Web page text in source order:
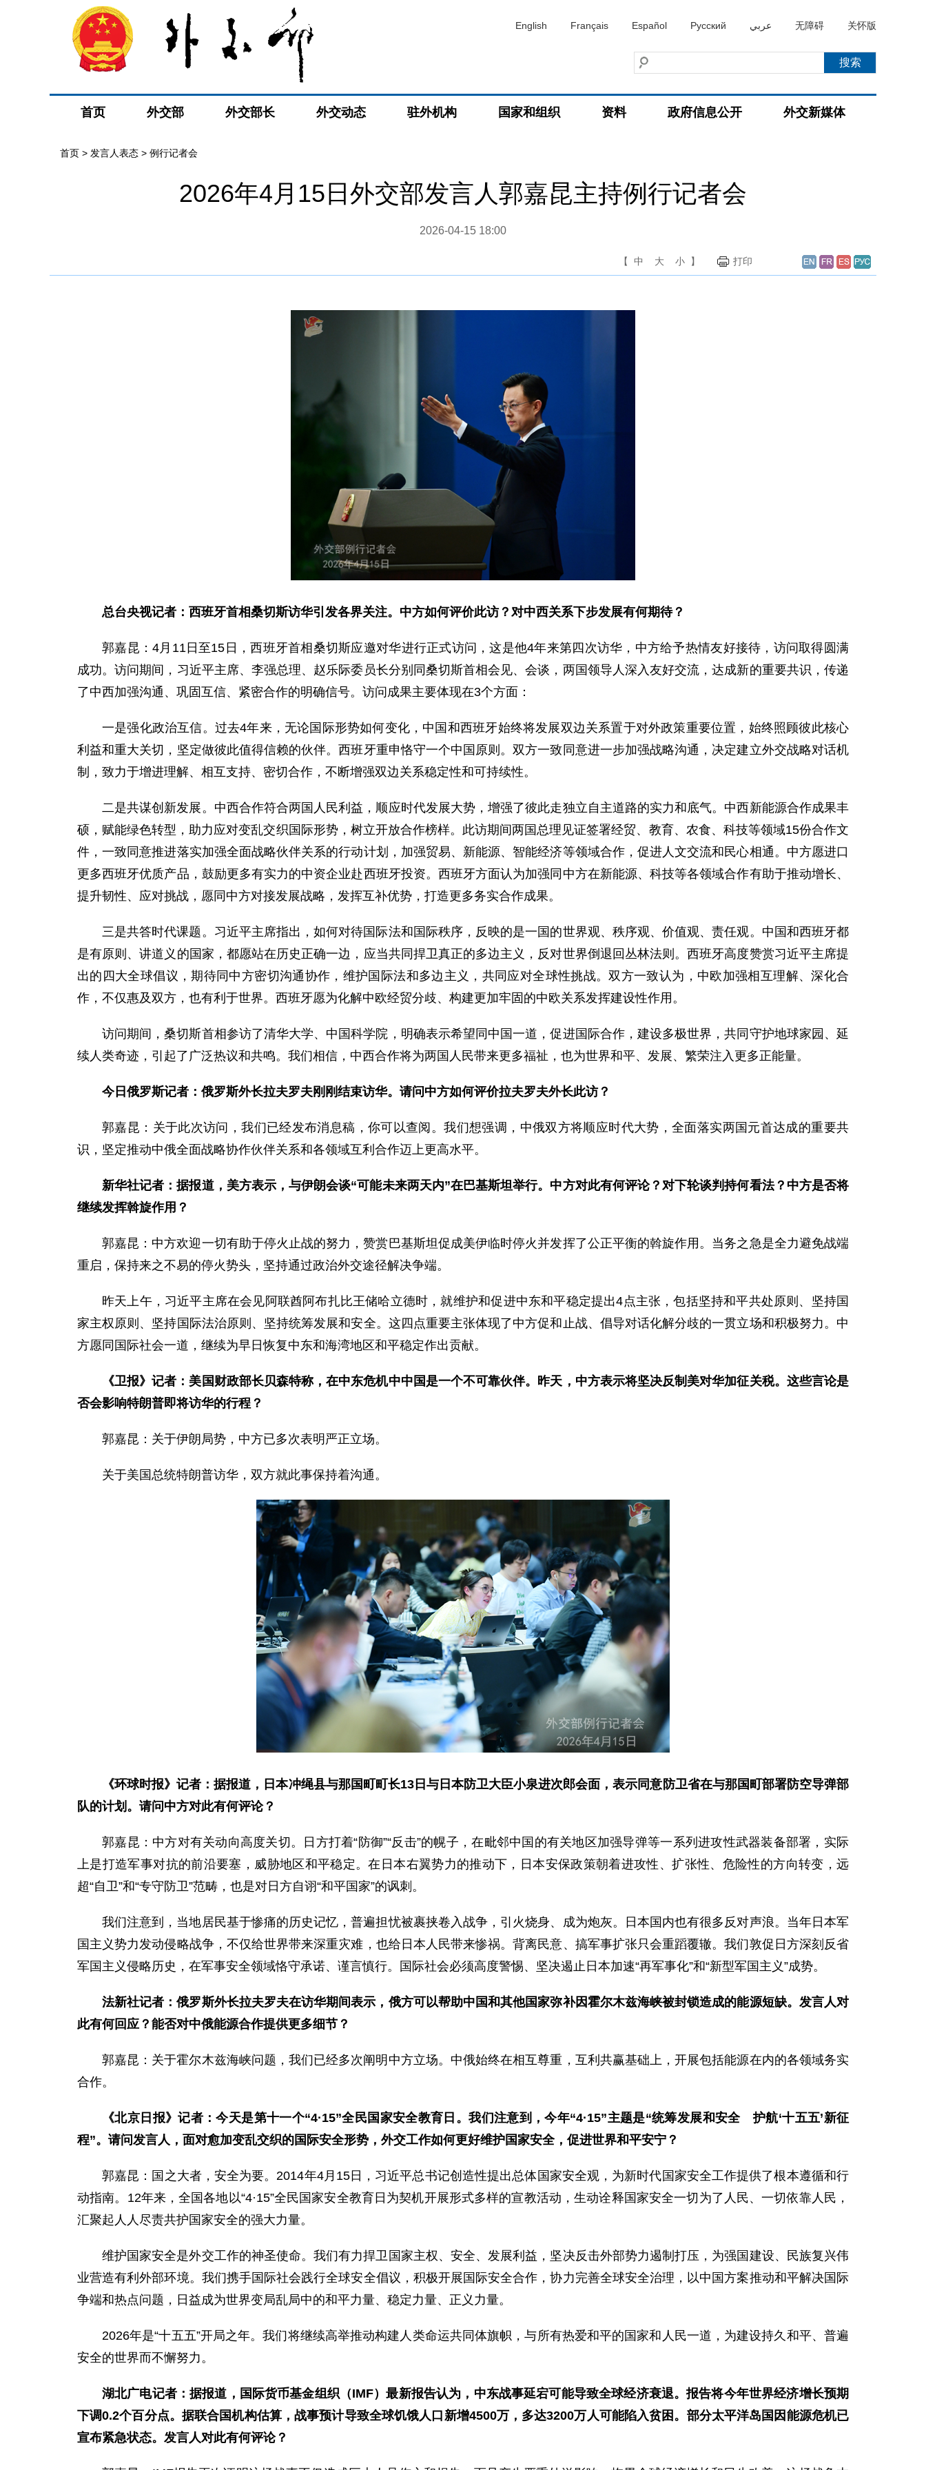
English Français Español Русский عربي 无障碍 关怀版
首页 外交部 外交部长 外交动态 驻外机构 国家和组织 资料 政府信息公开 外交新媒体
首页 > 发言人表态 > 例行记者会
2026年4月15日外交部发言人郭嘉昆主持例行记者会
2026-04-15 18:00
【 中 大 小 】 打印
总台央视记者：西班牙首相桑切斯访华引发各界关注。中方如何评价此访？对中西关系下步发展有何期待？
郭嘉昆：4月11日至15日，西班牙首相桑切斯应邀对华进行正式访问，这是他4年来第四次访华，中方给予热情友好接待，访问取得圆满
成功。访问期间，习近平主席、李强总理、赵乐际委员长分别同桑切斯首相会见、会谈，两国领导人深入友好交流，达成新的重要共识，传递
了中西加强沟通、巩固互信、紧密合作的明确信号。访问成果主要体现在3个方面：
一是强化政治互信。过去4年来，无论国际形势如何变化，中国和西班牙始终将发展双边关系置于对外政策重要位置，始终照顾彼此核心
利益和重大关切，坚定做彼此值得信赖的伙伴。西班牙重申恪守一个中国原则。双方一致同意进一步加强战略沟通，决定建立外交战略对话机
制，致力于增进理解、相互支持、密切合作，不断增强双边关系稳定性和可持续性。
二是共谋创新发展。中西合作符合两国人民利益，顺应时代发展大势，增强了彼此走独立自主道路的实力和底气。中西新能源合作成果丰
硕，赋能绿色转型，助力应对变乱交织国际形势，树立开放合作榜样。此访期间两国总理见证签署经贸、教育、农食、科技等领域15份合作文
件，一致同意推进落实加强全面战略伙伴关系的行动计划，加强贸易、新能源、智能经济等领域合作，促进人文交流和民心相通。中方愿进口
更多西班牙优质产品，鼓励更多有实力的中资企业赴西班牙投资。西班牙方面认为加强同中方在新能源、科技等各领域合作有助于推动增长、
提升韧性、应对挑战，愿同中方对接发展战略，发挥互补优势，打造更多务实合作成果。
三是共答时代课题。习近平主席指出，如何对待国际法和国际秩序，反映的是一国的世界观、秩序观、价值观、责任观。中国和西班牙都
是有原则、讲道义的国家，都愿站在历史正确一边，应当共同捍卫真正的多边主义，反对世界倒退回丛林法则。西班牙高度赞赏习近平主席提
出的四大全球倡议，期待同中方密切沟通协作，维护国际法和多边主义，共同应对全球性挑战。双方一致认为，中欧加强相互理解、深化合
作，不仅惠及双方，也有利于世界。西班牙愿为化解中欧经贸分歧、构建更加牢固的中欧关系发挥建设性作用。
访问期间，桑切斯首相参访了清华大学、中国科学院，明确表示希望同中国一道，促进国际合作，建设多极世界，共同守护地球家园、延
续人类奇迹，引起了广泛热议和共鸣。我们相信，中西合作将为两国人民带来更多福祉，也为世界和平、发展、繁荣注入更多正能量。
今日俄罗斯记者：俄罗斯外长拉夫罗夫刚刚结束访华。请问中方如何评价拉夫罗夫外长此访？
郭嘉昆：关于此次访问，我们已经发布消息稿，你可以查阅。我们想强调，中俄双方将顺应时代大势，全面落实两国元首达成的重要共
识，坚定推动中俄全面战略协作伙伴关系和各领域互利合作迈上更高水平。
新华社记者：据报道，美方表示，与伊朗会谈“可能未来两天内”在巴基斯坦举行。中方对此有何评论？对下轮谈判持何看法？中方是否将
继续发挥斡旋作用？
郭嘉昆：中方欢迎一切有助于停火止战的努力，赞赏巴基斯坦促成美伊临时停火并发挥了公正平衡的斡旋作用。当务之急是全力避免战端
重启，保持来之不易的停火势头，坚持通过政治外交途径解决争端。
昨天上午，习近平主席在会见阿联酋阿布扎比王储哈立德时，就维护和促进中东和平稳定提出4点主张，包括坚持和平共处原则、坚持国
家主权原则、坚持国际法治原则、坚持统筹发展和安全。这四点重要主张体现了中方促和止战、倡导对话化解分歧的一贯立场和积极努力。中
方愿同国际社会一道，继续为早日恢复中东和海湾地区和平稳定作出贡献。
《卫报》记者：美国财政部长贝森特称，在中东危机中中国是一个不可靠伙伴。昨天，中方表示将坚决反制美对华加征关税。这些言论是
否会影响特朗普即将访华的行程？
郭嘉昆：关于伊朗局势，中方已多次表明严正立场。
关于美国总统特朗普访华，双方就此事保持着沟通。
《环球时报》记者：据报道，日本冲绳县与那国町町长13日与日本防卫大臣小泉进次郎会面，表示同意防卫省在与那国町部署防空导弹部
队的计划。请问中方对此有何评论？
郭嘉昆：中方对有关动向高度关切。日方打着“防御”“反击”的幌子，在毗邻中国的有关地区加强导弹等一系列进攻性武器装备部署，实际
上是打造军事对抗的前沿要塞，威胁地区和平稳定。在日本右翼势力的推动下，日本安保政策朝着进攻性、扩张性、危险性的方向转变，远
超“自卫”和“专守防卫”范畴，也是对日方自诩“和平国家”的讽刺。
我们注意到，当地居民基于惨痛的历史记忆，普遍担忧被裹挟卷入战争，引火烧身、成为炮灰。日本国内也有很多反对声浪。当年日本军
国主义势力发动侵略战争，不仅给世界带来深重灾难，也给日本人民带来惨祸。背离民意、搞军事扩张只会重蹈覆辙。我们敦促日方深刻反省
军国主义侵略历史，在军事安全领域恪守承诺、谨言慎行。国际社会必须高度警惕、坚决遏止日本加速“再军事化”和“新型军国主义”成势。
法新社记者：俄罗斯外长拉夫罗夫在访华期间表示，俄方可以帮助中国和其他国家弥补因霍尔木兹海峡被封锁造成的能源短缺。发言人对
此有何回应？能否对中俄能源合作提供更多细节？
郭嘉昆：关于霍尔木兹海峡问题，我们已经多次阐明中方立场。中俄始终在相互尊重，互利共赢基础上，开展包括能源在内的各领域务实
合作。
《北京日报》记者：今天是第十一个“4·15”全民国家安全教育日。我们注意到，今年“4·15”主题是“统筹发展和安全 护航‘十五五’新征
程”。请问发言人，面对愈加变乱交织的国际安全形势，外交工作如何更好维护国家安全，促进世界和平安宁？
郭嘉昆：国之大者，安全为要。2014年4月15日，习近平总书记创造性提出总体国家安全观，为新时代国家安全工作提供了根本遵循和行
动指南。12年来，全国各地以“4·15”全民国家安全教育日为契机开展形式多样的宣教活动，生动诠释国家安全一切为了人民、一切依靠人民，
汇聚起人人尽责共护国家安全的强大力量。
维护国家安全是外交工作的神圣使命。我们有力捍卫国家主权、安全、发展利益，坚决反击外部势力遏制打压，为强国建设、民族复兴伟
业营造有利外部环境。我们携手国际社会践行全球安全倡议，积极开展国际安全合作，协力完善全球安全治理，以中国方案推动和平解决国际
争端和热点问题，日益成为世界变局乱局中的和平力量、稳定力量、正义力量。
2026年是“十五五”开局之年。我们将继续高举推动构建人类命运共同体旗帜，与所有热爱和平的国家和人民一道，为建设持久和平、普遍
安全的世界而不懈努力。
湖北广电记者：据报道，国际货币基金组织（IMF）最新报告认为，中东战事延宕可能导致全球经济衰退。报告将今年世界经济增长预期
下调0.2个百分点。据联合国机构估算，战事预计导致全球饥饿人口新增4500万，多达3200万人可能陷入贫困。部分太平洋岛国因能源危机已
宣布紧急状态。发言人对此有何评论？